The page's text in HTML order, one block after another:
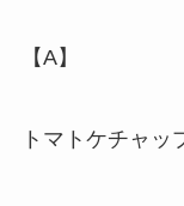
【A】
トマトケチャ